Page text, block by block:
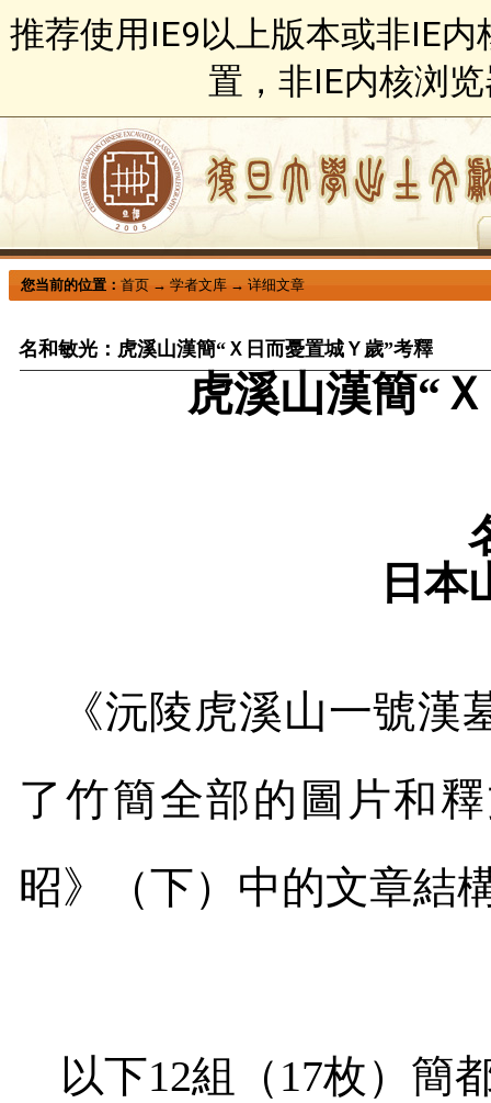
推荐使用IE9以上版本或非IE
置，非IE内核浏
您当前的位置：首页 →学者文库 →详细文章
名和敏光：虎溪山漢簡“Ｘ日而憂置城Ｙ歲”考釋
虎溪山漢簡“
日本
《沅陵虎溪山一號漢
了竹簡全部的圖片和
昭》（下）中的文章結
以下12組（ 17枚）簡